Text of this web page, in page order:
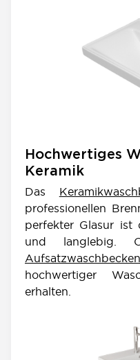
Hochwertiges
Keramik
Das
professionellen
perfekter Glasur ist
und langlebig.
Aufsatzwaschbecken
hochwertiger
erhalten.